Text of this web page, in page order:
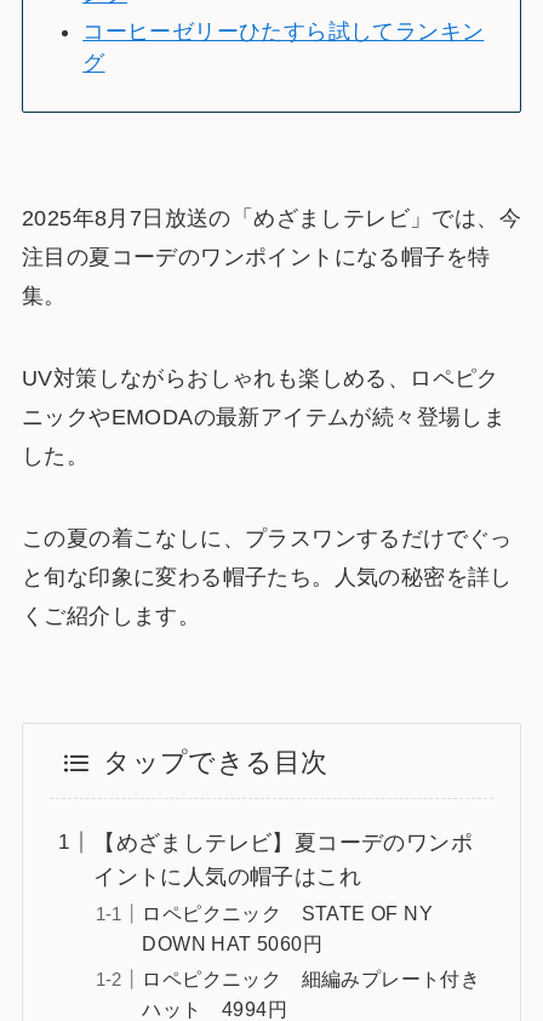
コーヒーゼリーひたすら試してランキン
グ
2025年8月7日放送の「めざましテレビ」では、今
注目の夏コーデのワンポイントになる帽子を特
集。
UV対策しながらおしゃれも楽しめる、ロペピク
ニックやEMODAの最新アイテムが続々登場しま
した。
この夏の着こなしに、プラスワンするだけでぐっ
と旬な印象に変わる帽子たち。人気の秘密を詳し
くご紹介します。
タップできる目次
【めざましテレビ】夏コーデのワンポ
イントに人気の帽子はこれ
ロペピクニック STATE OF NY
DOWN HAT 5060円
ロペピクニック 細編みプレート付き
ハット 4994円